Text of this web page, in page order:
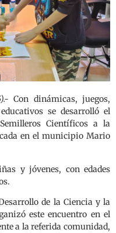
Con dinámicas, juegos,
se desarrolló el
Científicos a la
en el municipio Mario
y jóvenes, con edades
de la Ciencia y la
este encuentro en el
a la referida comunidad,